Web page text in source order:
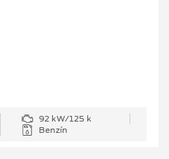
92 kW/125 k
Benzín